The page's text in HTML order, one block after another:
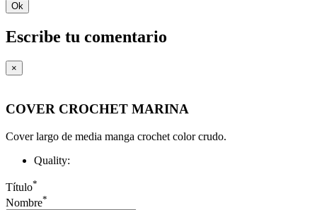
Ok
Escribe tu comentario
×
COVER CROCHET MARINA
Cover largo de media manga crochet color crudo.
Quality:
Título*
Nombre*